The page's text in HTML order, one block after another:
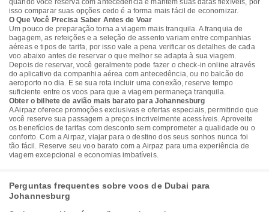
quando você reserva com antecedência e mantém suas datas flexíveis, por
isso comparar suas opções cedo é a forma mais fácil de economizar.
O Que Você Precisa Saber Antes de Voar
Um pouco de preparação torna a viagem mais tranquila. A franquia de
bagagem, as refeições e a seleção de assento variam entre companhias
aéreas e tipos de tarifa, por isso vale a pena verificar os detalhes de cada
voo abaixo antes de reservar o que melhor se adapta à sua viagem.
Depois de reservar, você geralmente pode fazer o check-in online através
do aplicativo da companhia aérea com antecedência, ou no balcão do
aeroporto no dia. E se sua rota incluir uma conexão, reserve tempo
suficiente entre os voos para que a viagem permaneça tranquila.
Obter o bilhete de avião mais barato para Johannesburg
A Airpaz oferece promoções exclusivas e ofertas especiais, permitindo que
você reserve sua passagem a preços incrivelmente acessíveis. Aproveite
os benefícios de tarifas com desconto sem comprometer a qualidade ou o
conforto. Com a Airpaz, viajar para o destino dos seus sonhos nunca foi
tão fácil. Reserve seu voo barato com a Airpaz para uma experiência de
viagem excepcional e economias imbatíveis.
Perguntas frequentes sobre voos de Dubai para
Johannesburg